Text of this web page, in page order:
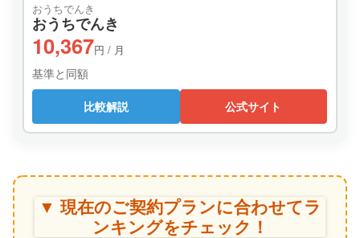
おうちでんき
おうちでんき
10,367円 / 月
基準と同額
比較解説 公式サイト
▼ 現在のご契約プランに合わせてラ
ンキングをチェック！